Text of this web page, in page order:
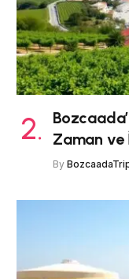
Zaman ve
By